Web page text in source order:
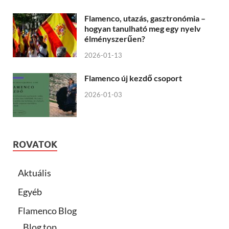
Flamenco, utazás, gasztronómia –
hogyan tanulható meg egy nyelv
élményszerűen?
2026-01-13
Flamenco új kezdő csoport
2026-01-03
ROVATOK
Aktuális
Egyéb
Flamenco Blog